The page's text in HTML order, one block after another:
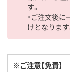
す。
・ご注文後
けとなります
※ご注意【免責】